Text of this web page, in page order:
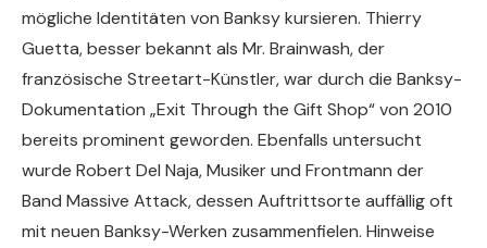
mögliche Identitäten von Banksy kursieren. Thierry
Guetta, besser bekannt als Mr. Brainwash, der
französische Streetart-Künstler, war durch die Banksy-
Dokumentation „Exit Through the Gift Shop“ von 2010
bereits prominent geworden. Ebenfalls untersucht
wurde Robert Del Naja, Musiker und Frontmann der
Band Massive Attack, dessen Auftrittsorte auffällig oft
mit neuen Banksy-Werken zusammenfielen. Hinweise